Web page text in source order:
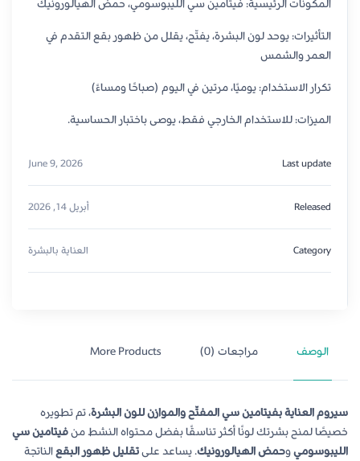
المكونات الرئيسية: فيتامين سي الليبوسومي، حمض الهيالورونيك
التأثيرات: يوحد لون البشرة، يفتّح، يقلل من ظهور بقع التقدم في
العمر والشمس
تكرار الاستخدام: يوميًا، مرتين في اليوم (صباحًا ومساءً)
الميزات: للاستخدام الخارجي فقط، يوصى باختبار الحساسية.
Last update
June 9, 2026
Released أبريل 14, 2026
Category العناية بالبشرة
الوصف مراجعات (0) More Products
سيروم العناية بفيتامين سي المفتّح والموازن للون البشرة، تم تطويره
خصيصًا لمنح بشرتك لونًا أكثر تناسقًا بفضل محتواه النشط منفيتامين سي
الليبوسوميوحمض الهيالورونيك. يساعد علىتقليل ظهور البقعالناتجة